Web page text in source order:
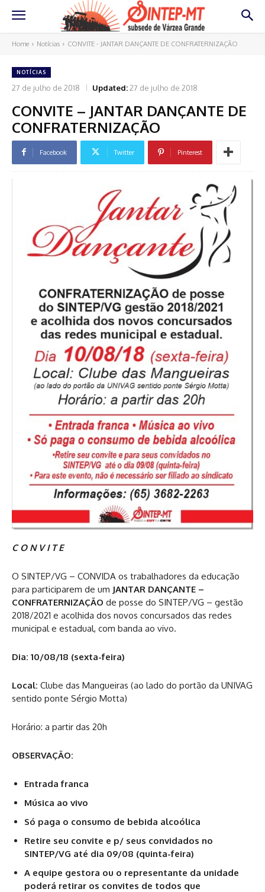
Home Notícias CONVITE - JANTAR DANÇANTE DE CONFRATERNIZAÇÃO
NOTÍCIAS
27 de julho de 2018 Updated:27 de julho de 2018
CONVITE – JANTAR DANÇANTE DE
CONFRATERNIZAÇÃO
Facebook Twitter Pinterest
C O N V I T E
O SINTEP/VG – CONVIDA os trabalhadores da educação
para participarem de um JANTAR DANÇANTE –
CONFRATERNIZAÇÃO de posse do SINTEP/VG – gestão
2018/2021 e acolhida dos novos concursados das redes
municipal e estadual, com banda ao vivo.
Dia: 10/08/18 (sexta-feira)
Local: Clube das Mangueiras (ao lado do portão da UNIVAG
sentido ponte Sérgio Motta)
Horário: a partir das 20h
OBSERVAÇÃO:
Entrada franca
Música ao vivo
Só paga o consumo de bebida alcoólica
Retire seu convite e p/ seus convidados no
SINTEP/VG até dia 09/08 (quinta-feira)
A equipe gestora ou o representante da unidade
poderá retirar os convites de todos que